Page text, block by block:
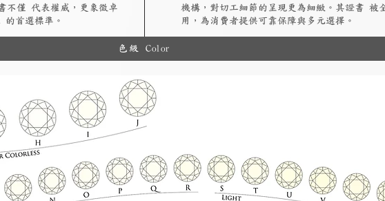
不僅 代表權威，更象徵卓
首選標準。
機構，對切工細節的呈現更為細緻。其證書 被
用，為消費者提供可靠保障與多元選擇。
色級 Color